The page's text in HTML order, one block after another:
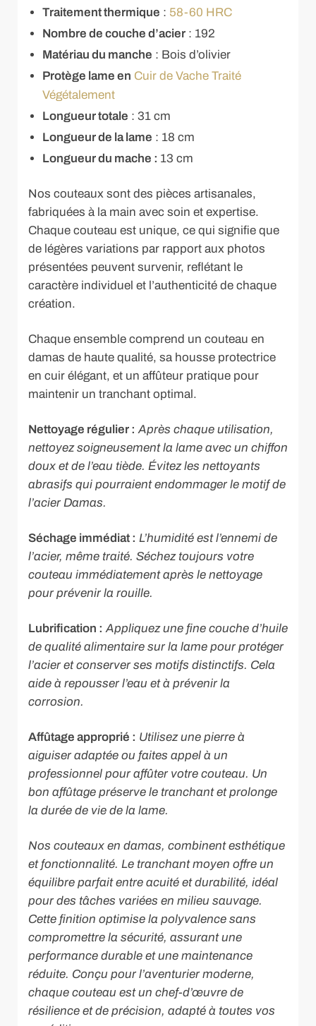
Traitement thermique : 58-60 HRC
Nombre de couche d’acier : 192
Matériau du manche : Bois d’olivier
Protège lame en Cuir de Vache Traité
Végétalement
Longueur totale : 31 cm
Longueur de la lame : 18 cm
Longueur du mache : 13 cm
Nos couteaux sont des pièces artisanales,
fabriquées à la main avec soin et expertise.
Chaque couteau est unique, ce qui signifie que
de légères variations par rapport aux photos
présentées peuvent survenir, reflétant le
caractère individuel et l’authenticité de chaque
création.
Chaque ensemble comprend un couteau en
damas de haute qualité, sa housse protectrice
en cuir élégant, et un affûteur pratique pour
maintenir un tranchant optimal.
Nettoyage régulier : Après chaque utilisation,
nettoyez soigneusement la lame avec un chiffon
doux et de l’eau tiède. Évitez les nettoyants
abrasifs qui pourraient endommager le motif de
l’acier Damas.
Séchage immédiat : L’humidité est l’ennemi de
l’acier, même traité. Séchez toujours votre
couteau immédiatement après le nettoyage
pour prévenir la rouille.
Lubrification : Appliquez une fine couche d’huile
de qualité alimentaire sur la lame pour protéger
l’acier et conserver ses motifs distinctifs. Cela
aide à repousser l’eau et à prévenir la
corrosion.
Affûtage approprié : Utilisez une pierre à
aiguiser adaptée ou faites appel à un
professionnel pour affûter votre couteau. Un
bon affûtage préserve le tranchant et prolonge
la durée de vie de la lame.
Nos couteaux en damas, combinent esthétique
et fonctionnalité. Le tranchant moyen offre un
équilibre parfait entre acuité et durabilité, idéal
pour des tâches variées en milieu sauvage.
Cette finition optimise la polyvalence sans
compromettre la sécurité, assurant une
performance durable et une maintenance
réduite. Conçu pour l’aventurier moderne,
chaque couteau est un chef-d’œuvre de
résilience et de précision, adapté à toutes vos